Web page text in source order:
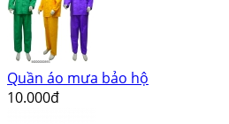
Quần áo mưa bảo hộ
10.000đ